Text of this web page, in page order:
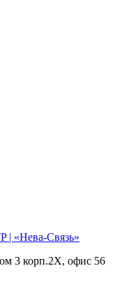
3 корп.2X, офис 56